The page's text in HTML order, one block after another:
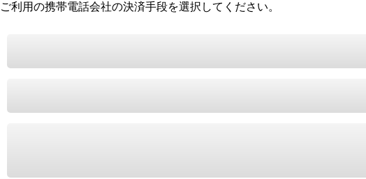
ご利用の携帯電話会社の決済手段を選択してください。